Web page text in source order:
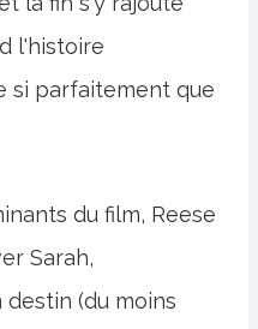
l'histoire
si parfaitement que
du film, Reese
Sarah,
(du moins